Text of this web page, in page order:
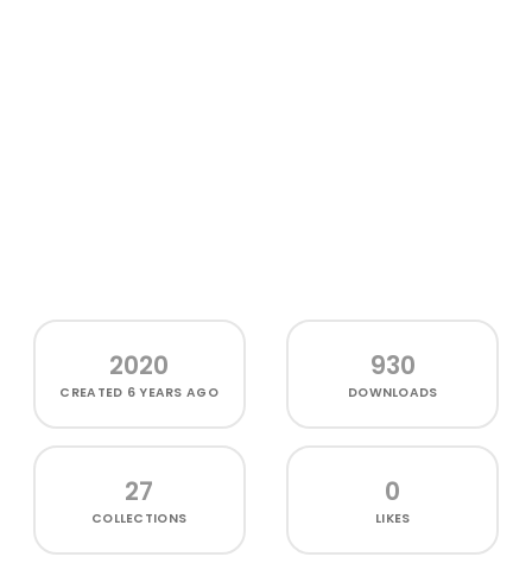
2020
CREATED 6 YEARS AGO
930
DOWNLOADS
27
COLLECTIONS
0
LIKES